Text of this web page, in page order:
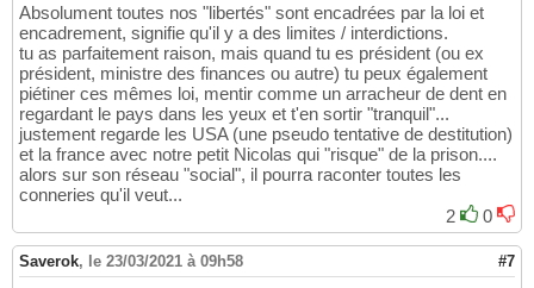
Absolument toutes nos "libertés" sont encadrées par la loi et
encadrement, signifie qu'il y a des limites / interdictions.
tu as parfaitement raison, mais quand tu es président (ou ex
président, ministre des finances ou autre) tu peux également
piétiner ces mêmes loi, mentir comme un arracheur de dent en
regardant le pays dans les yeux et t'en sortir "tranquil"...
justement regarde les USA (une pseudo tentative de destitution)
et la france avec notre petit Nicolas qui "risque" de la prison....
alors sur son réseau "social", il pourra raconter toutes les
conneries qu'il veut...
2
0
Saverok, le 23/03/2021 à 09h58 #7